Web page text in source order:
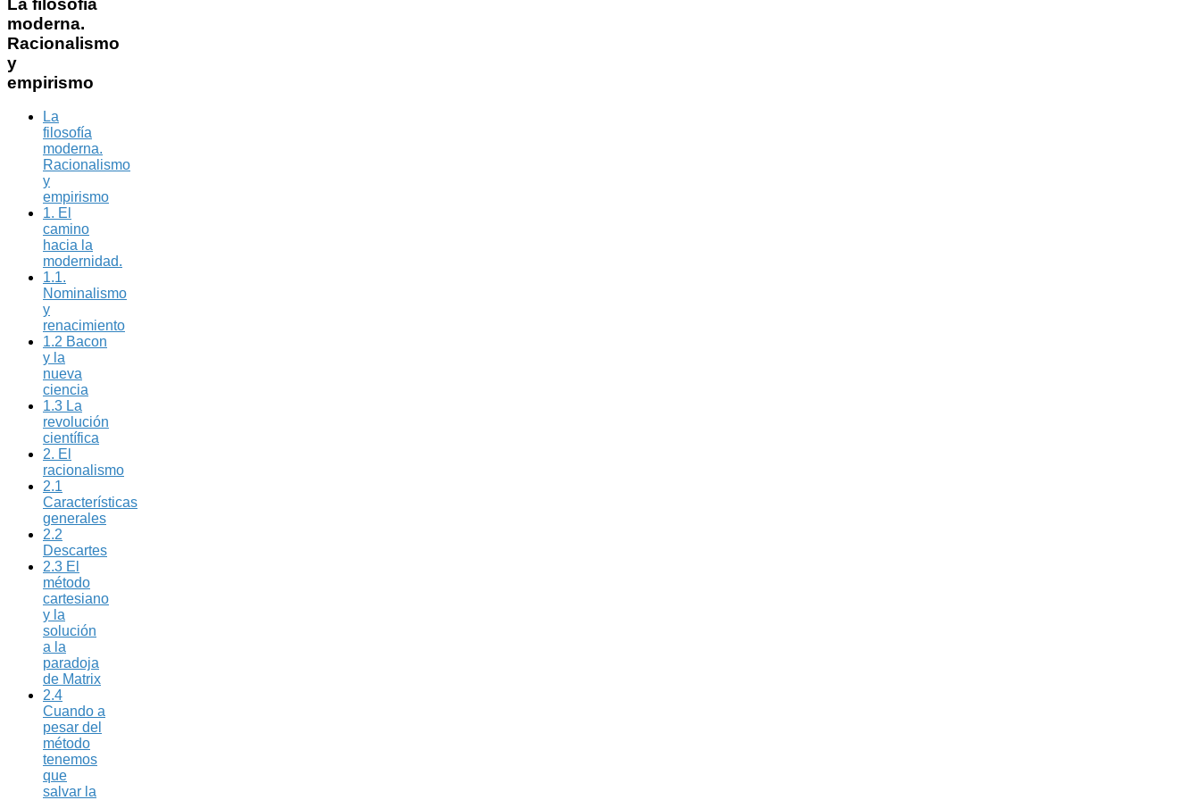
moderna.
Racionalismo
y
empirismo
La
filosofía
moderna.
Racionalismo
y
empirismo
1. El
camino
hacia la
modernidad.
1.1.
Nominalismo
y
renacimiento
1.2 Bacon
y la
nueva
ciencia
1.3 La
revolución
científica
2. El
racionalismo
2.1
Características
generales
2.2
Descartes
2.3 El
método
cartesiano
y la
solución
a la
paradoja
de Matrix
2.4
Cuando a
pesar del
método
tenemos
que
salvar la